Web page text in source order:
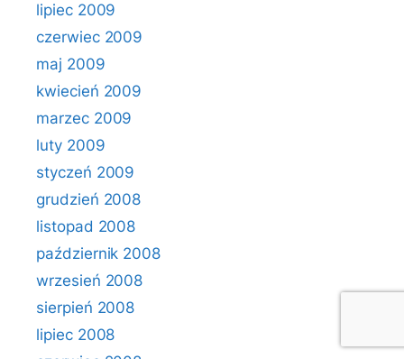
lipiec 2009
czerwiec 2009
maj 2009
kwiecień 2009
marzec 2009
luty 2009
styczeń 2009
grudzień 2008
listopad 2008
październik 2008
wrzesień 2008
sierpień 2008
lipiec 2008